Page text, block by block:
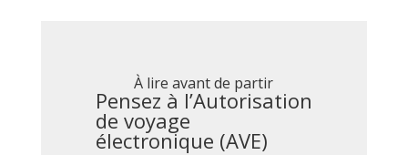
À lire avant de partir
Pensez à l’Autorisation
de voyage
électronique (AVE)